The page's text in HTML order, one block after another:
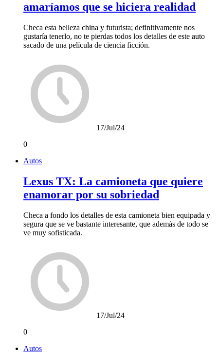
amaríamos que se hiciera realidad
Checa esta belleza china y futurista; definitivamente nos
gustaría tenerlo, no te pierdas todos los detalles de este auto
sacado de una película de ciencia ficción.
17/Jul/24
0
Autos
Lexus TX: La camioneta que quiere
enamorar por su sobriedad
Checa a fondo los detalles de esta camioneta bien equipada y
segura que se ve bastante interesante, que además de todo se
ve muy sofisticada.
17/Jul/24
0
Autos